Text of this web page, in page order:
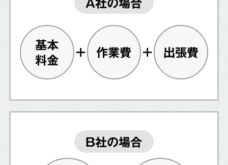
基本
料金
作業費 出張費
B社の場合